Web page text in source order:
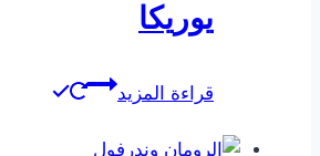
يوريكا
قراءة المزيد